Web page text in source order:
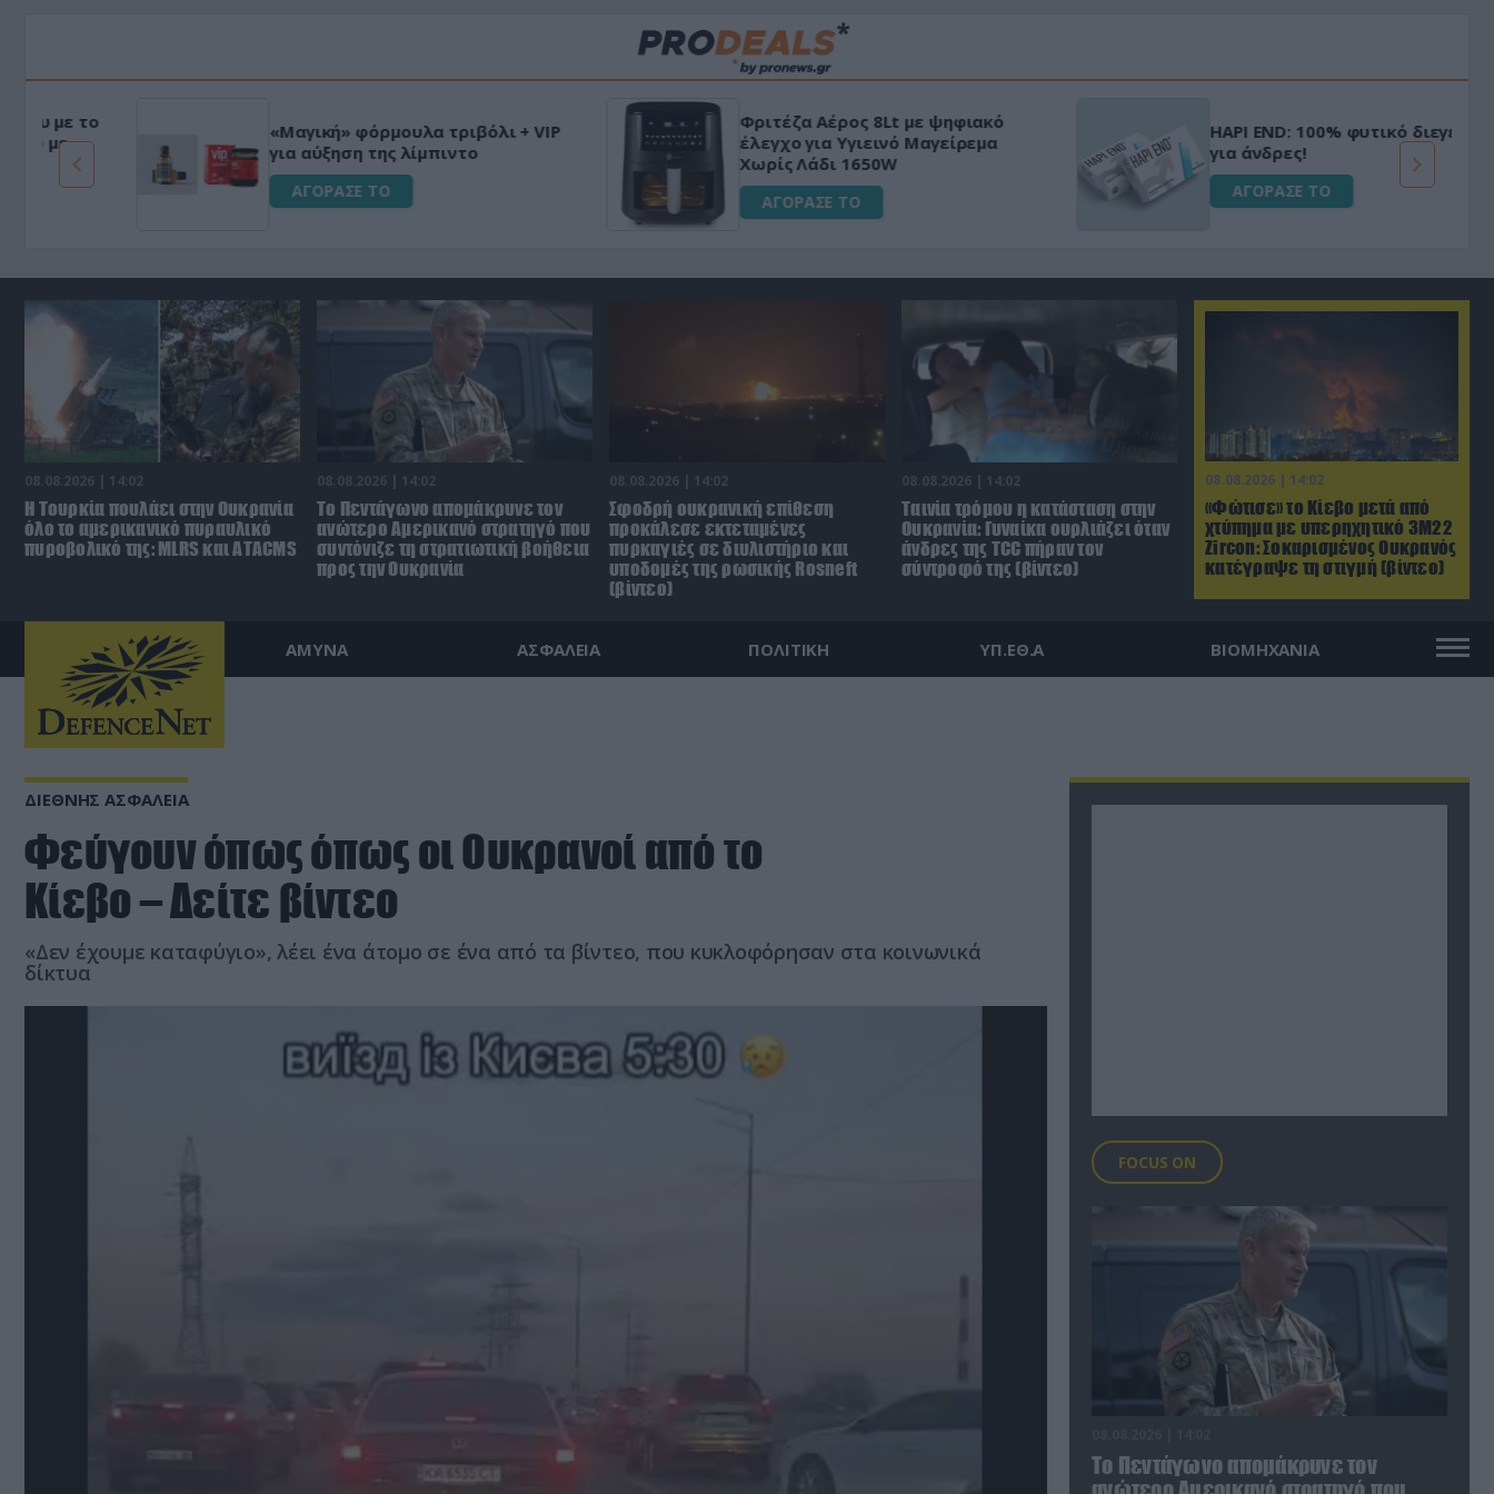
HAPI END: 100% φυτικό διεγερτικό
για άνδρες!
ΑΓΟΡΑΣΕ ΤΟ
Μεταμόρφωσε τον κήπο σου με το
Ultra Box Μίνι Αλυσοπρίονο με
μπαταρία λιθίου
ΑΓΟΡΑΣΕ ΤΟ
«Μαγική» φόρμουλα τριβόλι + VIP
για αύξηση της λίμπιντο
ΑΓΟΡΑΣΕ ΤΟ
08.08.2026 | 14:02
«Φώτισε» το Κίεβο μετά από
χτύπημα με υπερηχητικό 3M22
Zircon: Σοκαρισμένος Ουκρανός
κατέγραψε τη στιγμή (βίντεο)
08.08.2026 | 14:02
Η Τουρκία πουλάει στην Ουκρανία
όλο το αμερικανικό πυραυλικό
πυροβολικό της: MLRS και ΑΤΑCMS
08.08.2026 | 14:02
Το Πεντάγωνο απομάκρυνε τον
ανώτερο Αμερικανό στρατηγό που
συντόνιζε τη στρατιωτική βοήθεια
προς την Ουκρανία
08.08.2026 | 14:02
Σφοδρή ουκρανική επίθεση
προκάλεσε εκτεταμένες
πυρκαγιές σε διυλιστήριο και
υποδομές της ρωσικής Rosneft
(βίντεο)
08.08.2026 | 14:02
Ταινία τρόμου η κατάσταση στην
Ουκρανία: Γυναίκα ουρλιάζει όταν
άνδρες της TCC πήραν τον
σύντροφό της (βίντεο)
ΑΜΥΝΑ ΑΣΦΑΛΕΙΑ ΠΟΛΙΤΙΚΗ ΥΠ.ΕΘ.Α ΒΙΟΜΗΧΑΝΙΑ
ΔΙΕΘΝΗΣ ΑΣΦΑΛΕΙΑ
Φεύγουν όπως όπως οι Ουκρανοί από το
Κίεβο – Δείτε βίντεο
«Δεν έχουμε καταφύγιο», λέει ένα άτομο σε ένα από τα βίντεο, που κυκλοφόρησαν στα κοινωνικά
δίκτυα
FOCUS ON
Το Πεντάγωνο απομάκρυνε τον